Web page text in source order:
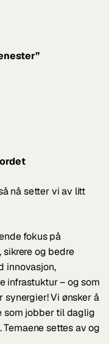
nå setter vi av litt
fokus på
og bedre
innovasjon,
infrastuktur – og som
synergier! Vi ønsker å
som jobber til daglig
settes av og